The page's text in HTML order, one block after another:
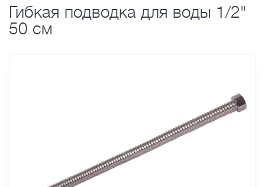
Гибкая подводка для воды 1/2"
50 см